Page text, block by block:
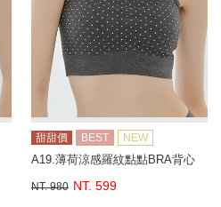
甜甜價 BEST NEW
A19.薄荷涼感羅紋點點BRA背心
NT. 980 NT. 599